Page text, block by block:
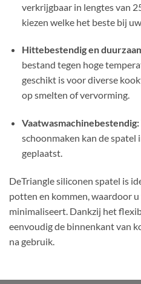
verkrijgbaar in lengtes van
kiezen welke het beste bij
Hittebestendig en
bestand tegen hoge
geschikt is voor diverse
op smelten of vervorming.
Vaatwasmachinebestendig:
schoonmaken kan de spatel
geplaatst.
DeTriangle siliconen spatel is
potten en kommen, waardoor
minimaliseert. Dankzij het
eenvoudig de binnenkant van
na gebruik.